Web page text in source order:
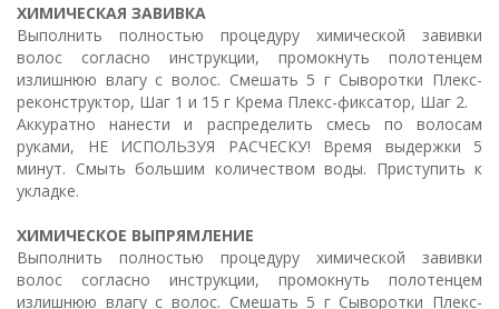
ХИМИЧЕСКАЯ ЗАВИВКА
Выполнить полностью процедуру химической завивки
волос согласно инструкции, промокнуть полотенцем
излишнюю влагу с волос. Смешать 5 г Сыворотки Плекс-
реконструктор, Шаг 1 и 15 г Крема Плекс-фиксатор, Шаг 2.
Аккуратно нанести и распределить смесь по волосам
руками, НЕ ИСПОЛЬЗУЯ РАСЧЕСКУ! Время выдержки 5
минут. Смыть большим количеством воды. Приступить к
укладке.
ХИМИЧЕСКОЕ ВЫПРЯМЛЕНИЕ
Выполнить полностью процедуру химической завивки
волос согласно инструкции, промокнуть полотенцем
излишнюю влагу с волос. Смешать 5 г Сыворотки Плекс-